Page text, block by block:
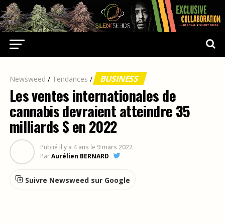
Newsweed / Tendances / BUSINESS
Les ventes internationales de
cannabis devraient atteindre 35
milliards $ en 2022
Publié il y a 4 ans le 9 mars 2022
ParAurélien BERNARD
Suivre Newsweed sur Google